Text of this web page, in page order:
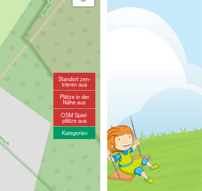
Standort zen-
trieren aus
Plätze in der
Nähe aus
OSM Spiel-
plätze aus
Kategorien